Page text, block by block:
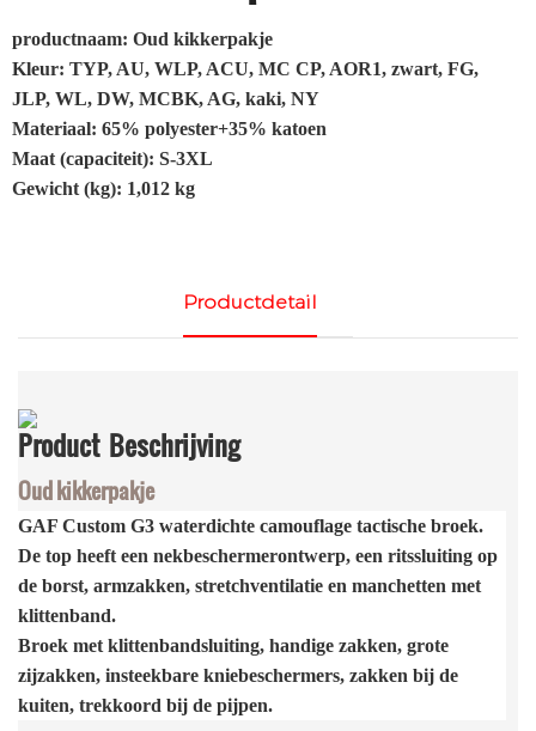
productnaam: Oud kikkerpakje
Kleur: TYP, AU, WLP, ACU, MC CP, AOR1, zwart, FG,
JLP, WL, DW, MCBK, AG, kaki, NY
Materiaal: 65% polyester+35% katoen
Maat (capaciteit): S-3XL
Gewicht (kg): 1,012 kg
Productdetail
Product Beschrijving
Oud kikkerpakje
GAF Custom G3 waterdichte camouflage tactische broek.
De top heeft een nekbeschermerontwerp, een ritssluiting op
de borst, armzakken, stretchventilatie en manchetten met
klittenband.
Broek met klittenbandsluiting, handige zakken, grote
zijzakken, insteekbare kniebeschermers, zakken bij de
kuiten, trekkoord bij de pijpen.